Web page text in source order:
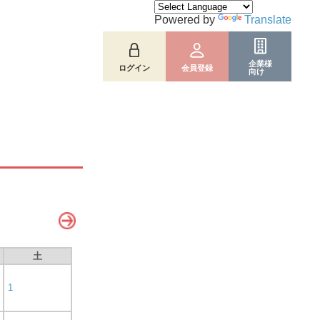
ログイン 会員登録
企業様
向け
Powered by Translate
土
1